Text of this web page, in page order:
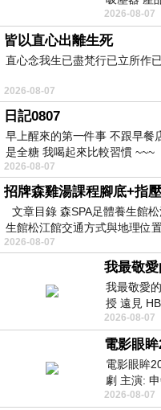
線手持吸
2026-08-07
皆以直心出離生死
直心念我生已盡梵行已立所作
2026-08-07
日記0807
早上醒來的第一件事 不跟早餐
是全糖 我喝起來比較習慣 ~~~
2026-08-07
文章目錄 森SPA足體養生館
生館松江館交通方式與地理位
2026-08-07
我最敬愛
授 遠見
老闆、遠
2026-08-07
電影眼
電影眼眸
劇 主演:
眸2026描
2026-08-07